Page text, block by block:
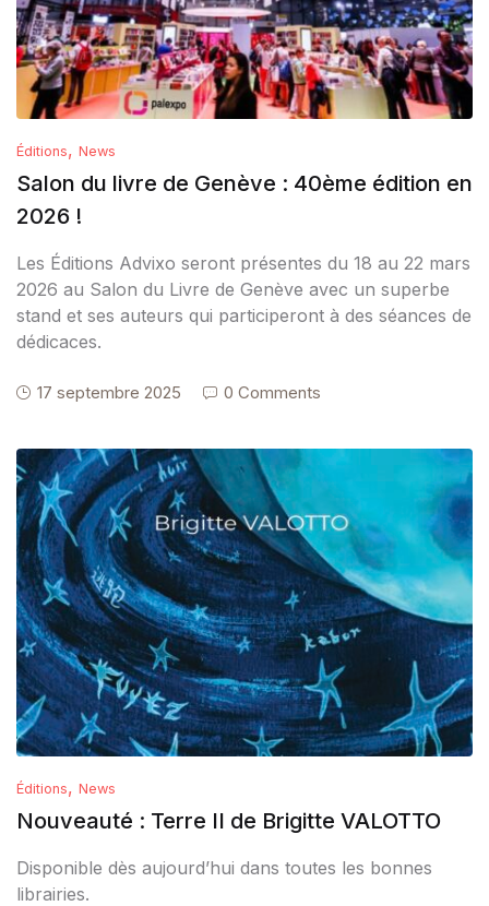
Éditions, News
Salon du livre de Genève : 40ème édition en
2026 !
Les Éditions Advixo seront présentes du 18 au 22 mars
2026 au Salon du Livre de Genève avec un superbe
stand et ses auteurs qui participeront à des séances de
dédicaces.
17 septembre 2025 0 Comments
Éditions, News
Nouveauté : Terre II de Brigitte VALOTTO
Disponible dès aujourd’hui dans toutes les bonnes
librairies.